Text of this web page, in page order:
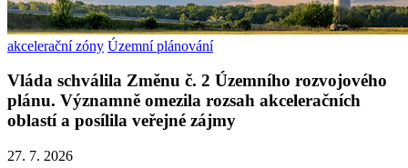
akcelerační zóny Územní plánování
Vláda schválila Změnu č. 2 Územního rozvojového
plánu. Významně omezila rozsah akceleračních
oblastí a posílila veřejné zájmy
27. 7. 2026